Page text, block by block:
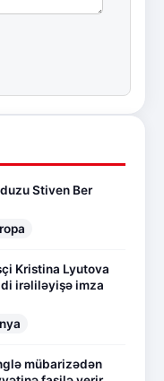
Stiven Ber
Kristina Lyutova
irəliləyişə imza
mübarizədən